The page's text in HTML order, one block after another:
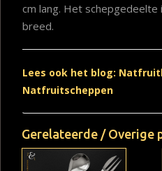
cm lang. Het schepgedeelte
breed.
Lees ook het blog:
Natfruitscheppen
Gerelateerde / Overige